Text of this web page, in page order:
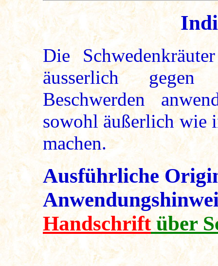
Die
äusserlich gegen
Beschwerden
sowohl äußerlich wie
machen.
Ausführliche
Handschriftüber